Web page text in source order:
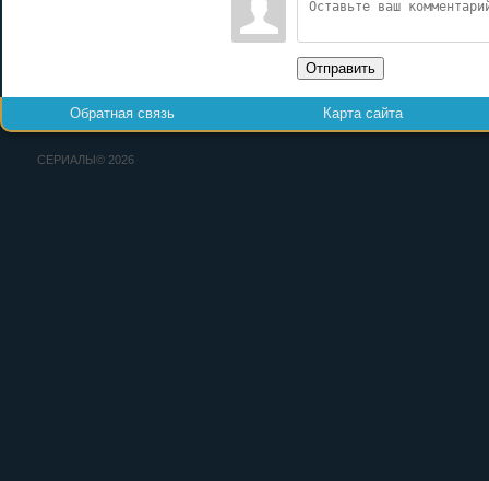
Отправить
Обратная связь Карта сайта
СЕРИАЛЫ© 2026